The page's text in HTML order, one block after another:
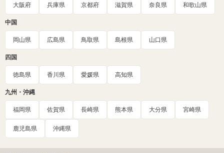
大阪府 兵庫県 京都府 滋賀県 奈良県 和歌山県
中国
岡山県 広島県 鳥取県 島根県 山口県
四国
徳島県 香川県 愛媛県 高知県
九州・沖縄
福岡県 佐賀県 長崎県 熊本県 大分県 宮崎県
鹿児島県 沖縄県